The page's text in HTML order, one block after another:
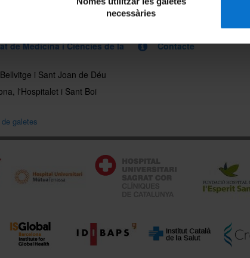
necessàries
de Medicina i Ciències de la
i Sant Joan de Déu
l'Hospitalet i Sant Boi
Contacte
galetes